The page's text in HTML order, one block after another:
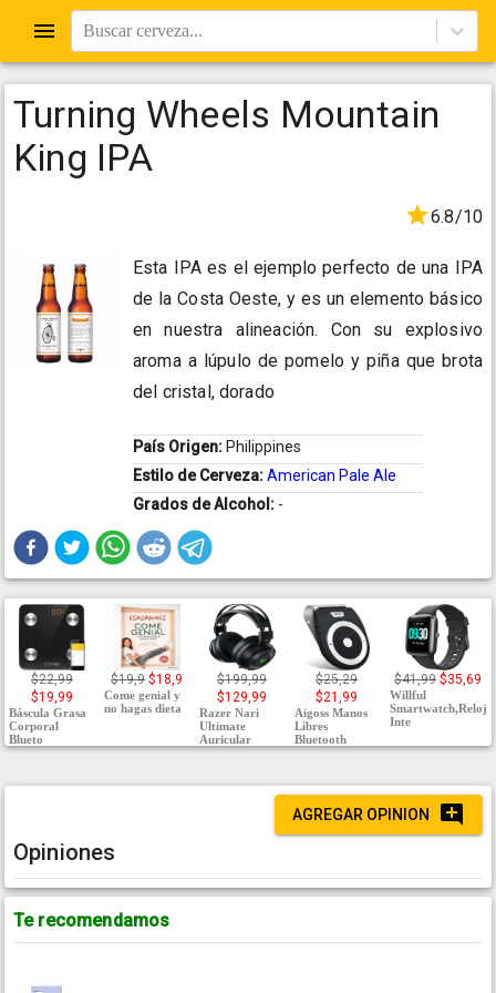
Buscar cerveza...
Turning Wheels Mountain
King IPA
6.8/10
Esta IPA es el ejemplo perfecto de una IPA
de la Costa Oeste, y es un elemento básico
en nuestra alineación. Con su explosivo
aroma a lúpulo de pomelo y piña que brota
del cristal, dorado
País Origen: Philippines
Estilo de Cerveza:American Pale Ale
Grados de Alcohol: -
$22,99
$19,99
Báscula Grasa
Corporal
Blueto
$19,9 $18,9
Come genial y
no hagas dieta
$199,99
$129,99
Razer Nari
Ultimate
Auricular
$25,29
$21,99
Aigoss Manos
Libres
Bluetooth
$41,99 $35,69
Willful
Smartwatch,Reloj
Inte
AGREGAR OPINION
Opiniones
Te recomendamos